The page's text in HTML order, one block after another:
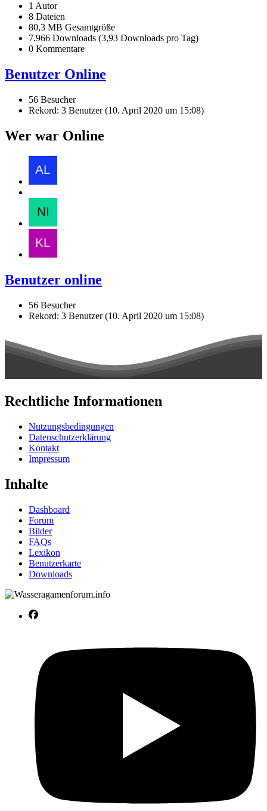
1 Autor
8 Dateien
80,3 MB Gesamtgröße
7.966 Downloads (3,93 Downloads pro Tag)
0 Kommentare
Benutzer Online
56 Besucher
Rekord: 3 Benutzer (10. April 2020 um 15:08)
Wer war Online
Benutzer online
56 Besucher
Rekord: 3 Benutzer (10. April 2020 um 15:08)
Rechtliche Informationen
Nutzungsbedingungen
Datenschutzerklärung
Kontakt
Impressum
Inhalte
Dashboard
Forum
Bilder
FAQs
Lexikon
Benutzerkarte
Downloads